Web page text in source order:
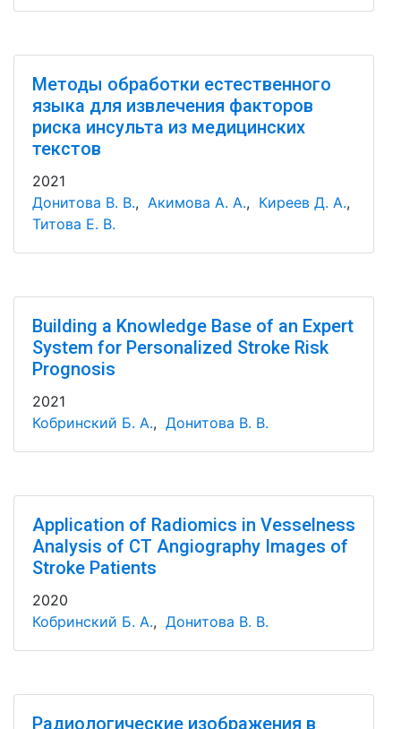
Методы обработки естественного
языка для извлечения факторов
риска инсульта из медицинских
текстов
2021
Донитова В. В., Акимова А. А., Киреев Д. А.,
Титова Е. В.
Building a Knowledge Base of an Expert
System for Personalized Stroke Risk
Prognosis
2021
Кобринский Б. А., Донитова В. В.
Application of Radiomics in Vesselness
Analysis of CT Angiography Images of
Stroke Patients
2020
Кобринский Б. А., Донитова В. В.
Радиологические изображения в